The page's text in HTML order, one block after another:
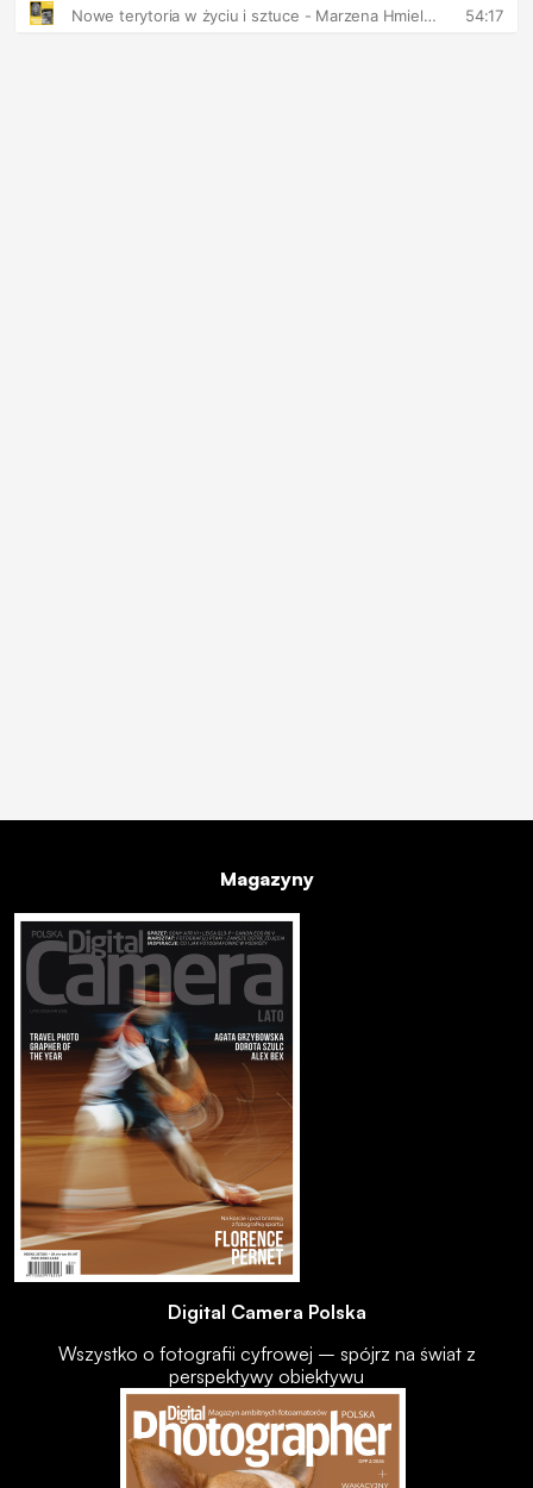
Magazyny
Digital Camera Polska
Wszystko o fotografii cyfrowej – spójrz na świat z
perspektywy obiektywu